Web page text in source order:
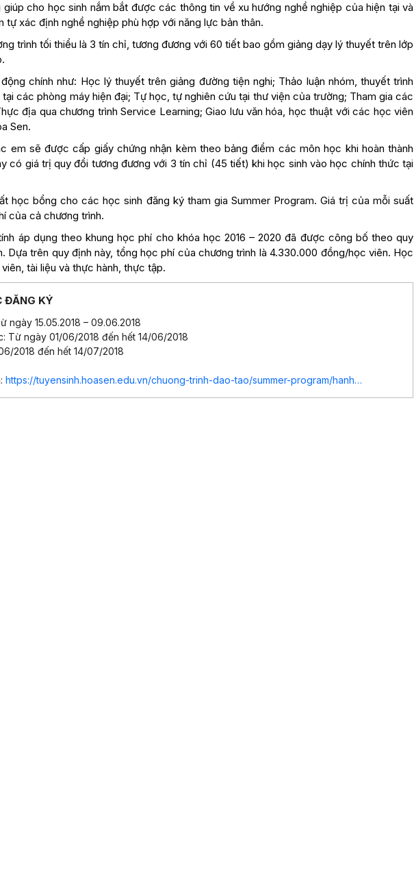
giúp cho học sinh nắm bắt được các thông tin về xu hướng nghề nghiệp của hiện tại và
xác định nghề nghiệp phù hợp với năng lực bản thân.
trình tối thiểu là 3 tín chỉ, tương đương với 60 tiết bao gồm giảng dạy lý thuyết trên lớp
chính như: Học lý thuyết trên giảng đường tiện nghi; Thảo luận nhóm, thuyết trình
các phòng máy hiện đại; Tự học, tự nghiên cứu tại thư viện của trường; Tham gia các
địa qua chương trình Service Learning; Giao lưu văn hóa, học thuật với các học viên
Sen.
em sẽ được cấp giấy chứng nhận kèm theo bảng điểm các môn học khi hoàn thành
có giá trị quy đổi tương đương với 3 tín chỉ (45 tiết) khi học sinh vào học chính thức tại
học bổng cho các học sinh đăng ký tham gia Summer Program. Giá trị của mỗi suất
của cả chương trình.
áp dụng theo khung học phí cho khóa học 2016 – 2020 đã được công bố theo quy
Dựa trên quy định này, tổng học phí của chương trình là 4.330.000 đồng/học viên. Học
tài liệu và thực hành, thực tập.
ĐĂNG KÝ
ngày 15.05.2018 – 09.06.2018
Từ ngày 01/06/2018 đến hết 14/06/2018
2018 đến hết 14/07/2018
https://tuyensinh.hoasen.edu.vn/chuong-trinh-dao-tao/summer-program/hanh…